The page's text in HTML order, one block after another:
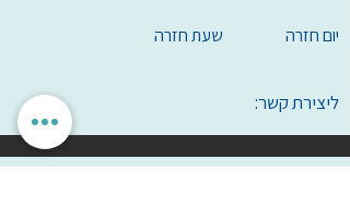
שעת חזרה יום חזרה
ליצירת קשר: